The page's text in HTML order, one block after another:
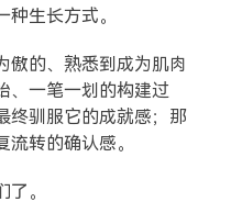
生长方式。
傲的、熟悉到成为肌肉
、一笔一划的构建过
终驯服它的成就感；那
转的确认感。
。